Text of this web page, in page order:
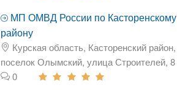
МП ОМВД России по Касторенскому
району
Курская область, Касторенский район,
поселок Олымский, улица Строителей, 8
0